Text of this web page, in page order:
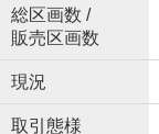
総区画数 /
販売区画数
現況
取引態様